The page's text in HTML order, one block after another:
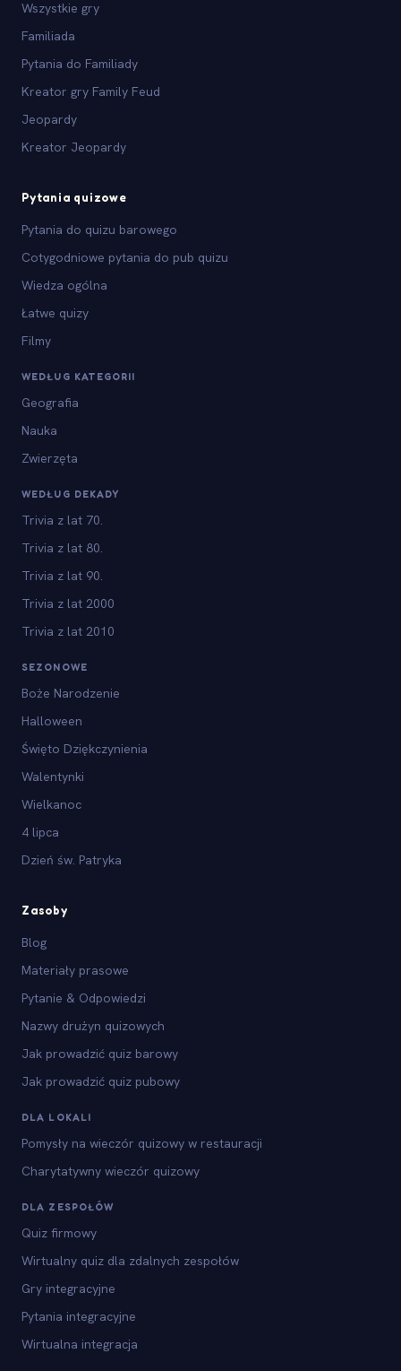
Wszystkie gry
Familiada
Pytania do Familiady
Kreator gry Family Feud
Jeopardy
Kreator Jeopardy
Pytania quizowe
Pytania do quizu barowego
Cotygodniowe pytania do pub quizu
Wiedza ogólna
Łatwe quizy
Filmy
WEDŁUG KATEGORII
Geografia
Nauka
Zwierzęta
WEDŁUG DEKADY
Trivia z lat 70.
Trivia z lat 80.
Trivia z lat 90.
Trivia z lat 2000
Trivia z lat 2010
SEZONOWE
Boże Narodzenie
Halloween
Święto Dziękczynienia
Walentynki
Wielkanoc
4 lipca
Dzień św. Patryka
Zasoby
Blog
Materiały prasowe
Pytanie & Odpowiedzi
Nazwy drużyn quizowych
Jak prowadzić quiz barowy
Jak prowadzić quiz pubowy
DLA LOKALI
Pomysły na wieczór quizowy w restauracji
Charytatywny wieczór quizowy
DLA ZESPOŁÓW
Quiz firmowy
Wirtualny quiz dla zdalnych zespołów
Gry integracyjne
Pytania integracyjne
Wirtualna integracja